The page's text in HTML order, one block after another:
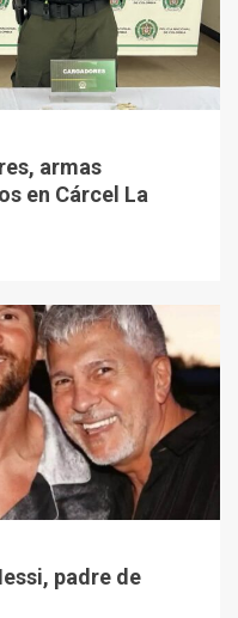
armas
en Cárcel La
padre de